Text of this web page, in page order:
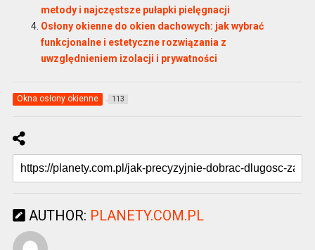
metody i najczęstsze pułapki pielęgnacji
Osłony okienne do okien dachowych: jak wybrać
funkcjonalne i estetyczne rozwiązania z
uwzględnieniem izolacji i prywatności
Okna osłony okienne 113
AUTHOR: PLANETY.COM.PL